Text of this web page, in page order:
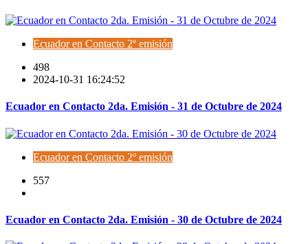
Ecuador en Contacto 2º emisión
498
2024-10-31 16:24:52
Ecuador en Contacto 2da. Emisión - 31 de Octubre de 2024
Ecuador en Contacto 2º emisión
557
Ecuador en Contacto 2da. Emisión - 30 de Octubre de 2024